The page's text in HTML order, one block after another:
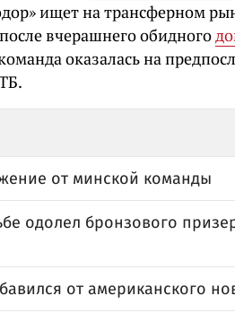
ищет на трансферном
вчерашнего обидного
оказалась на
от минской команды
одолел бронзового
от американского